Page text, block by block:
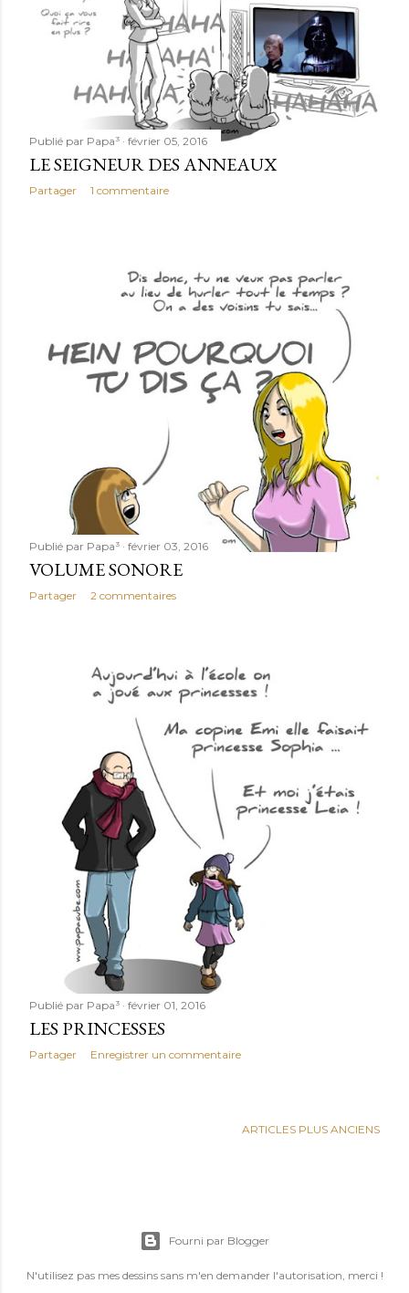
Publié par Papa³ février 05, 2016
LE SEIGNEUR DES ANNEAUX
Partager 1 commentaire
Publié par Papa³ février 03, 2016
VOLUME SONORE
Partager 2 commentaires
Publié par Papa³ février 01, 2016
LES PRINCESSES
Partager Enregistrer un commentaire
ARTICLES PLUS ANCIENS
Fourni par Blogger
N'utilisez pas mes dessins sans m'en demander l'autorisation, merci !